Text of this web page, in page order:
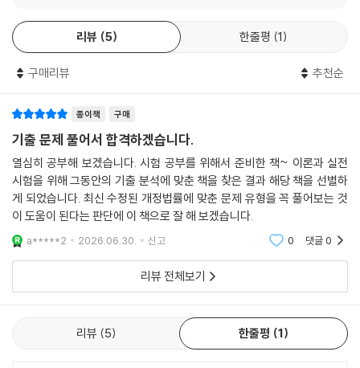
아보기], [오답해설]을 통해 확실한 이해가 가능합니다.
학습 단계에 맞추어 난이도를 선택해 문제를 풀 수 있고, ‘해설’과 ‘더 알아
보기’, ‘오답해설’을 통해 정답의 근거와 핵심 개념을 명확하게 이해할 수
있습니다.
3. [학습플랜]을 통해 전략적인 학습계획을 선택하여 활용할 수 있습니다.
개인의 학습전략에 맞추어 과목별 '3주 완성 학습플랜'과 '7일 완성 학습플
랜' 중 원하는 것을 선택하여 매일 계획적으로 학습할 수 있습니다.
4. 주요 빈출지문들을 한 번 더 쉽게 회독할 수 있습니다.
해설에 별(★)표시한 핵심 빈출지문을 빠르게 재점검하며 시험 직전까지
반복 학습할 수 있습니다.
[동차 합격을 위한 해커스만의 추가 학습 콘텐츠 - 해커스 주택관리사(h
ouse.Hackers.com)]
1. 본 교재 인강
리뷰 5 한줄평 1
구매리뷰 추천순
종이책 구매
기출 문제 풀어서 합격하겠습니다.
열심히 공부해 보겠습니다. 시험 공부를 위해서 준비한 책~ 이론과 실전
시험을 위해 그동안의 기출 분석에 맞춘 책을 찾은 결과 해당 책을 선별하
게 되었습니다. 최신 수정된 개정법률에 맞춘 문제 유형을 꼭 풀어보는 것
이 도움이 된다는 판단에 이 책으로 잘 해 보겠습니다.
a*****2 2026.06.30. 신고 0 댓글0
리뷰 전체보기
리뷰 5 한줄평 1